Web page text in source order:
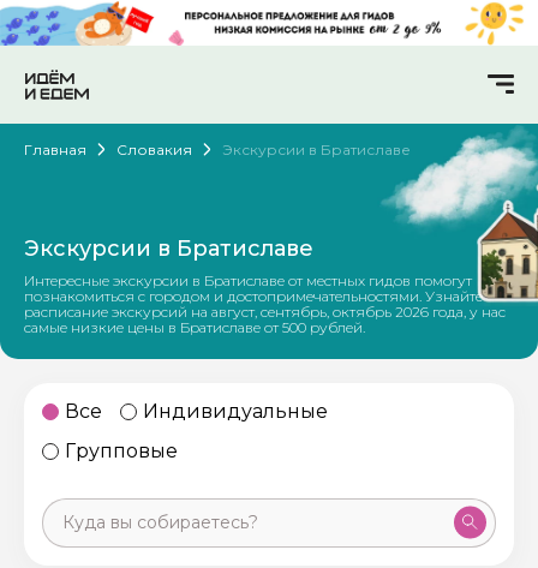
Главная Словакия Экскурсии в Братиславе
Экскурсии в Братиславе
Интересные экскурсии в Братиславе от местных гидов помогут
познакомиться с городом и достопримечательностями. Узнайте
расписание экскурсий на август, сентябрь, октябрь 2026 года, у нас
самые низкие цены в Братиславе от 500 рублей.
Все
Индивидуальные
Групповые